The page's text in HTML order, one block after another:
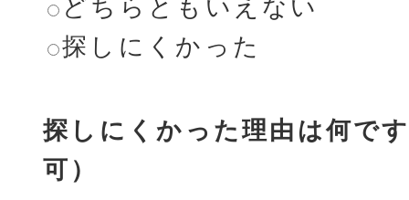
どちらともいえない
探しにくかった
探しにくかった理由は何で
可）